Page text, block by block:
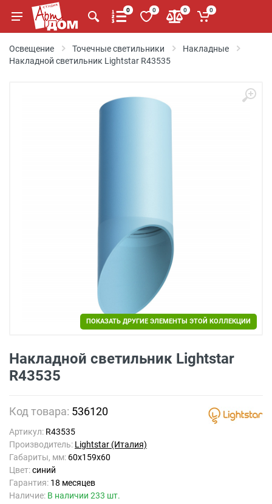
0 0 0 0
Освещение Точечные светильники
Накладные
Накладной светильник Lightstar R43535
ПОКАЗАТЬ ДРУГИЕ ЭЛЕМЕНТЫ ЭТОЙ КОЛЛЕКЦИИ
Накладной светильник Lightstar
R43535
Код товара: 536120
Артикул: R43535
Производитель: Lightstar (Италия)
Габариты, мм: 60x159x60
Цвет:синий
Гарантия: 18 месяцев
Наличие: В наличии 233 шт.